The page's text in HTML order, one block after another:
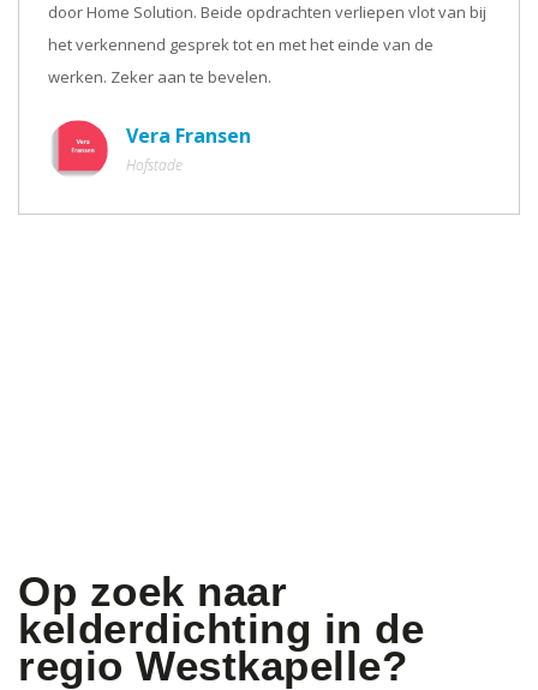
door Home Solution. Beide opdrachten verliepen vlot van bij
het verkennend gesprek tot en met het einde van de
werken. Zeker aan te bevelen.
Vera Fransen
Hofstade
Op zoek naar
kelderdichting in de
regio Westkapelle?